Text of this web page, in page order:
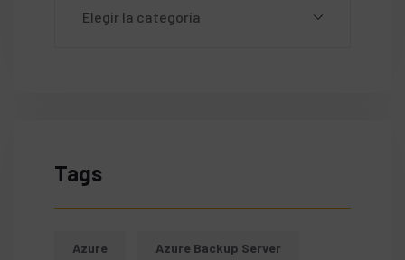
Tags
Azure Azure Backup Server